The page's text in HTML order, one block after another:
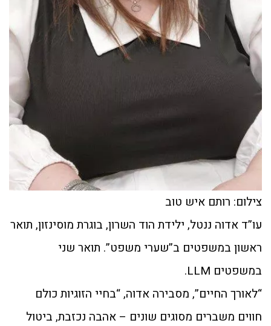
צילום: רותם איש טוב
עו”ד אדוה ננטל, ילידת הוד השרון, בוגרת מוסינזון, תואר
ראשון במשפטים ב”שערי משפט”. תואר שני
במשפטים LLM.
“לאורך החיים”, מסבירה אדוה, “בחיי הזוגיות כולם
חווים משברים מסוגים שונים – אהבה נכזבת, ביטול